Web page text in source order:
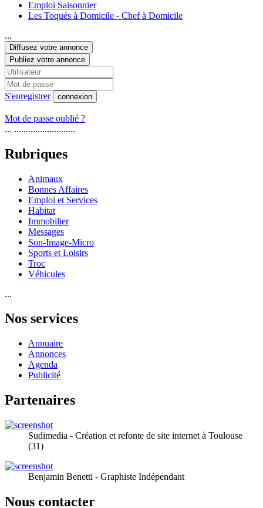
Emploi Saisonnier
Les Toqués à Domicile - Chef à Domicile
...
Diffusez votre annonce
Publiez votre annonce
S'enregistrer connexion
Mot de passe oublié ?
... ..........................
Rubriques
Animaux
Bonnes Affaires
Emploi et Services
Habitat
Immobilier
Messages
Son-Image-Micro
Sports et Loisirs
Troc
Véhicules
...
Nos services
Annuaire
Annonces
Agenda
Publicité
Partenaires
Sudimedia - Création et refonte de site internet à Toulouse
(31)
Benjamin Benetti - Graphiste Indépendant
Nous contacter